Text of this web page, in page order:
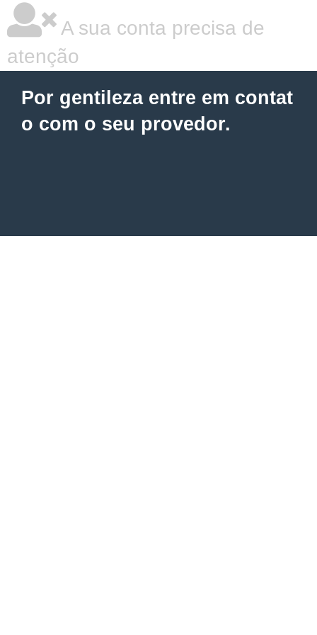
A sua conta precisa de
atenção
Por gentileza entre em contat
o com o seu provedor.